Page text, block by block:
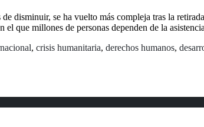
disminuir, se ha vuelto más compleja tras la
que millones de personas dependen de la
, crisis humanitaria, derechos humanos,